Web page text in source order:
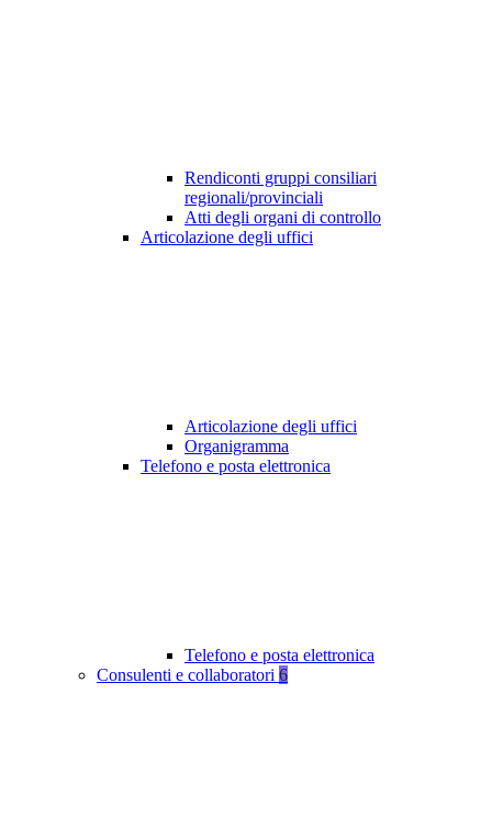
Rendiconti gruppi consiliari
regionali/provinciali
Atti degli organi di controllo
Articolazione degli uffici
Articolazione degli uffici
Organigramma
Telefono e posta elettronica
Telefono e posta elettronica
Consulenti e collaboratori 6